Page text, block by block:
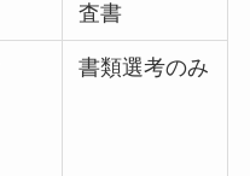
査書
書類選考のみ